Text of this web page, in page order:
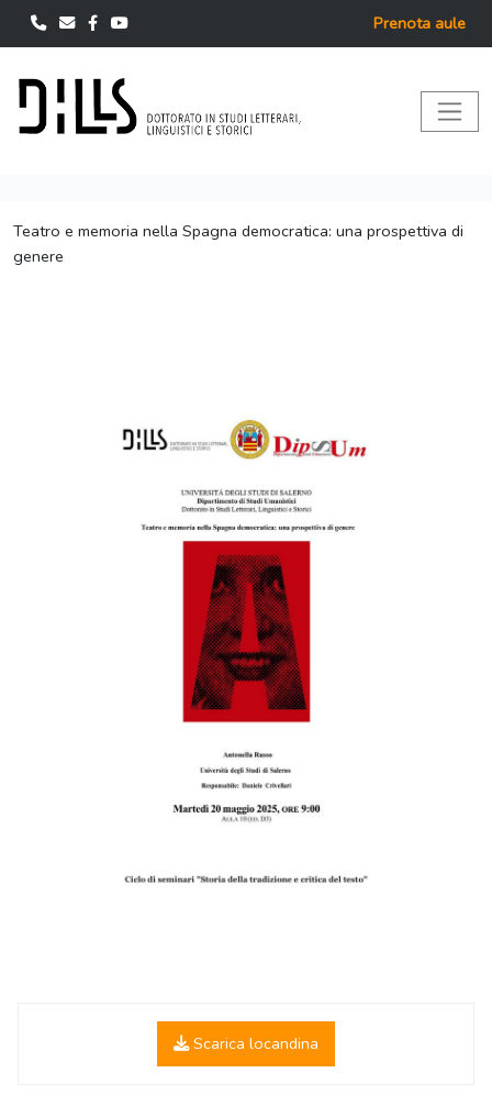
Prenota aule
Teatro e memoria nella Spagna democratica: una prospettiva di
genere
Scarica locandina